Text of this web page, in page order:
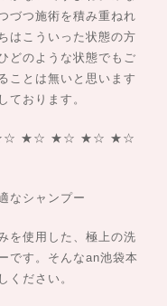
づつ施術を積み重ねれ
はこういった状態の方
どのような状態でもご
ことは無いと思います
ております。
★☆ ★☆ ★☆ ★☆
なシャンプー
を使用した、極上の洗
です。そんなan池袋本
ください。